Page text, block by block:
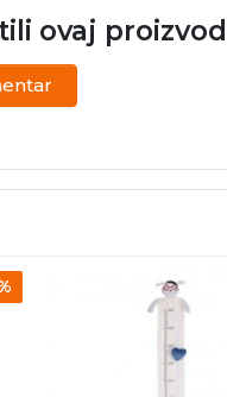
ovaj